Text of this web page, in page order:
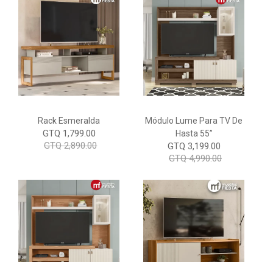
Rack Esmeralda
GTQ 1,799.00
GTQ 2,890.00
Módulo Lume Para TV De
Hasta 55”
GTQ 3,199.00
GTQ 4,990.00